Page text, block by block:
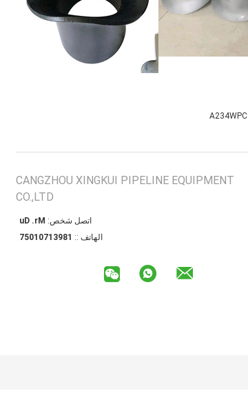
CANGZHOU XINGKUI PIPELINE EQUIPMENT
CO.,LTD
اتصل شخص: Mr. Du
الهاتف :: 18931701057